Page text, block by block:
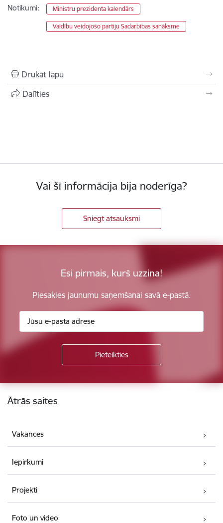
Notikumi: Ministru prezidenta kalendārs
Valdību veidojošo partiju Sadarbības sanāksme
Drukāt lapu
Dalīties
Vai šī informācija bija noderīga?
Sniegt atsauksmi
Esi pirmais, kurš uzzina!
Piesakies jaunumu saņemšanai savā e-pastā.
Kājene
Ātrās saites
Vakances
Iepirkumi
Projekti
Foto un video